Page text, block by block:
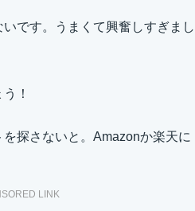
です。うまくて興奮しすぎまし
！
探さないと。Amazonか楽天に
LINK